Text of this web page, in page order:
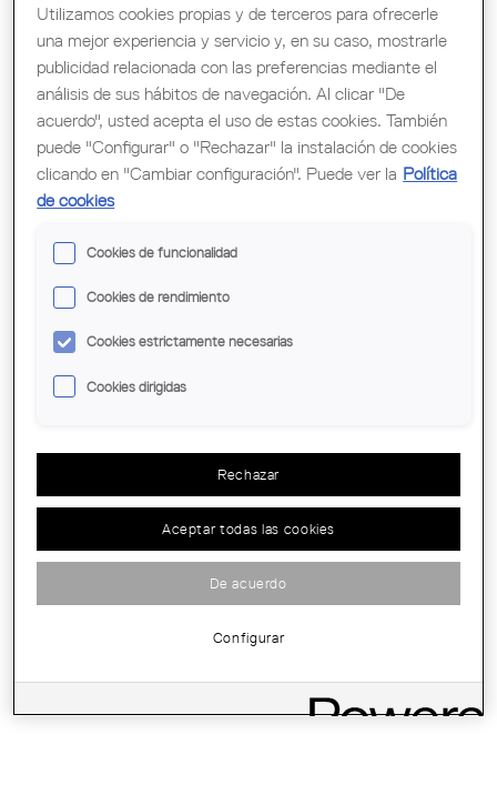
RENUEVA...
Utilizamos cookies propias y de terceros para ofrecerle
una mejor experiencia y servicio y, en su caso, mostrarle
publicidad relacionada con las preferencias mediante el
análisis de sus hábitos de navegación. Al clicar "De
acuerdo", usted acepta el uso de estas cookies. También
puede "Configurar" o "Rechazar" la instalación de cookies
clicando en "Cambiar configuración". Puede ver la Política
de cookies
Cookies de funcionalidad
Cookies de rendimiento
Cookies estrictamente necesarias
Cookies dirigidas
Rechazar
Aceptar todas las cookies
De acuerdo
Configurar